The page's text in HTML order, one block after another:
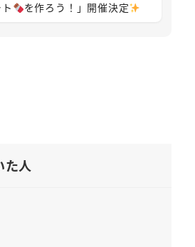
を作ろう！」開催決定
た人